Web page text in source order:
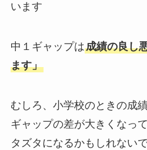
います
中１ギャップは成績の良し
ます」
むしろ、小学校のときの成
ギャップの差が大きくなっ
タズタになるかもしれない